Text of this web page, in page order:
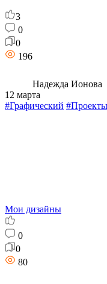
3
0
0
196
Надежда Ионова
12 марта
#Графический #Проекты
Мои дизайны
0
0
80